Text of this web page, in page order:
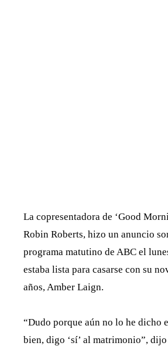
La copresentadora de ‘Good
Robin Roberts, hizo un anuncio
programa matutino de ABC el
estaba lista para casarse con su
años, Amber Laign.
“Dudo porque aún no lo he dicho
bien, digo ‘sí’ al matrimonio”,